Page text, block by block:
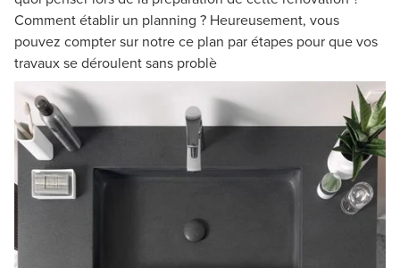
Comment établir un planning ? Heureusement, vous
pouvez compter sur notre ce plan par étapes pour que vos
travaux se déroulent sans problè